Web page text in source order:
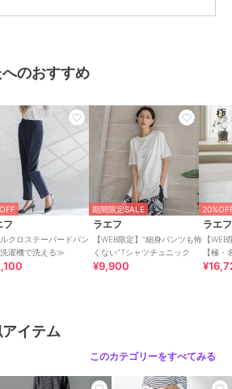
確認ください。
レディース 新作 大人コーデ シンプル フォ
2026春夏 2026SS 春夏 夏物 夏服
フ
ツ
ディース
ツ
ーヨン75％ ナイロン22％ ポリ
品のお取り扱い方法
のおすすめ
フ
クロステーパードパン
濯機で洗える≫
期間限定SALE
ラエフ
【WEB限定】”細身パンツも怖
くない”Tシャツチュニック
¥9,900
ラエフ
【
【極
リング
イテム
このカテゴリーをすべてみる